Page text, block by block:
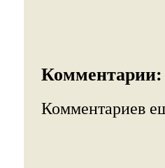
Комментарии:
Комментариев